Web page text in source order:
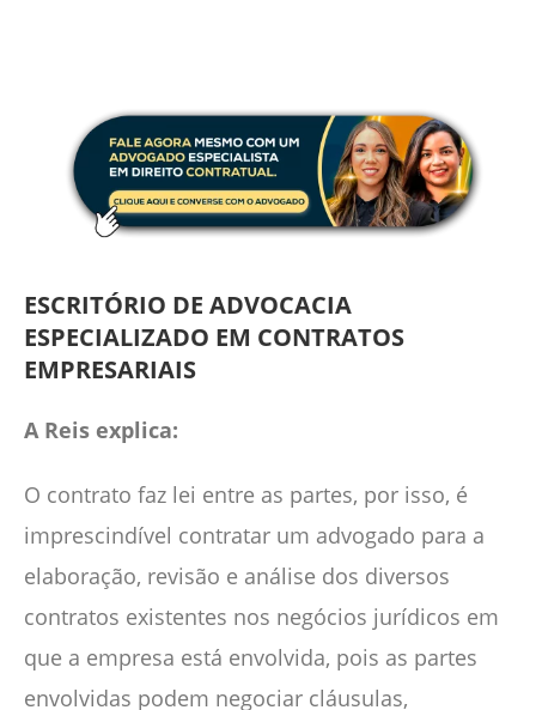
ESCRITÓRIO DE ADVOCACIA
ESPECIALIZADO EM CONTRATOS
EMPRESARIAIS
A Reis explica:
O contrato faz lei entre as partes, por isso, é
imprescindível contratar um advogado para a
elaboração, revisão e análise dos diversos
contratos existentes nos negócios jurídicos em
que a empresa está envolvida, pois as partes
envolvidas podem negociar cláusulas,